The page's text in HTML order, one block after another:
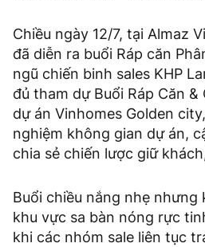
Chiều ngày 12/7, tại Almaz
đã diễn ra buổi Ráp căn
ngũ chiến binh sales KHP
đủ tham dự Buổi Ráp Căn
dự án Vinhomes Golden
nghiệm không gian dự án,
chia sẻ chiến lược giữ
Buổi chiều nắng nhẹ
khu vực sa bàn nóng rực
khi các nhóm sale liên tục